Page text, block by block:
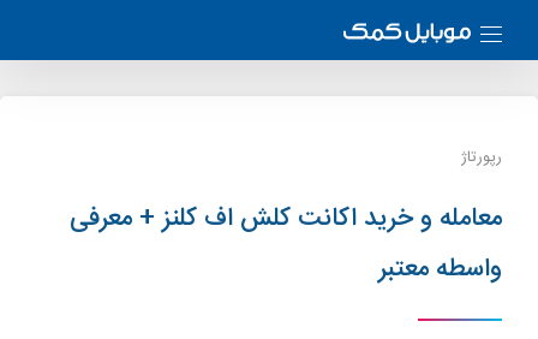
رپورتاژ
معامله و خرید اکانت کلش اف کلنز + معرفی
واسطه معتبر